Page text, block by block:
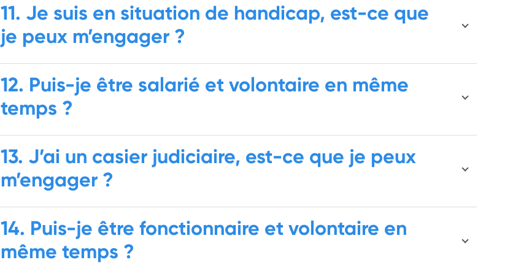
11. Je suis en situation de handicap, est-ce que
je peux m’engager ?
12. Puis-je être salarié et volontaire en même
temps ?
13. J’ai un casier judiciaire, est-ce que je peux
m’engager ?
14. Puis-je être fonctionnaire et volontaire en
même temps ?